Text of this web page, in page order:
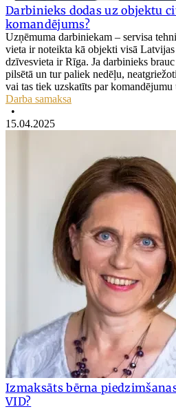
Darbinieks dodas uz objektu
komandējums?
Uzņēmuma darbiniekam – servisa
vieta ir noteikta kā objekti visā
dzīvesvieta ir Rīga. Ja darbinieks
pilsētā un tur paliek nedēļu,
vai tas tiek uzskatīts par komandējumu
Darba samaksa
•
15.04.2025
Izmaksāts bērna
VID?